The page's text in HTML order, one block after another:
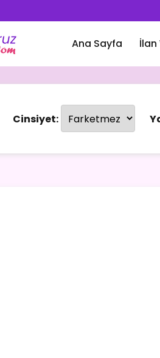
Ana Sayfa İlan
Cinsiyet: